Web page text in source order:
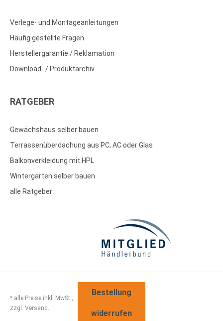
Verlege- und Montageanleitungen
Häufig gestellte Fragen
Herstellergarantie / Reklamation
Download- / Produktarchiv
RATGEBER
Gewächshaus selber bauen
Terrassenüberdachung aus PC, AC oder Glas
Balkonverkleidung mit HPL
Wintergarten selber bauen
alle Ratgeber
* alle Preise inkl. MwSt.,
zzgl. Versand.
Bestellung
widerrufen